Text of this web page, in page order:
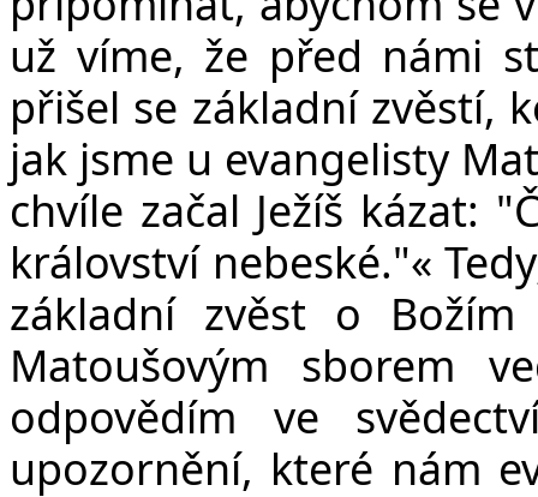
už víme, že před námi
přišel se základní zvěstí,
jak jsme u evangelisty
chvíle začal Ježíš kázat:
království nebeské."«
základní zvěst o
Matoušovým sborem
odpovědím ve
upozornění, které nám